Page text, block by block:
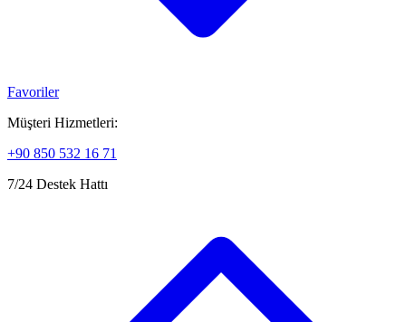
Favoriler
Müşteri Hizmetleri:
+90 850 532 16 71
7/24 Destek Hattı